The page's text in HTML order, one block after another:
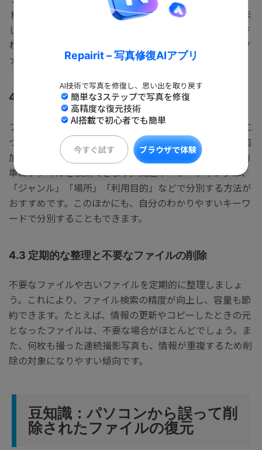
Repairit – 写真修復AIアプリ
AI技術で写真を修復し、思い出を取り戻す
簡単な3ステップで写真を修復
高精度な復元技術
AI搭載で初心者でも簡単
今すぐ試す ブラウザで体験
トをカテゴリ別に整理し、明確なフォルダ構造を作成しま
しょう。これにより、検索したときに見つけやすく表示さ
れます。普段からファイルを保存する機会の多い方は、フ
ァイルの整理やフォルダ管理を意識してみましょう。
4.2 キーワードやタグの活用
ファイルには適切なキーワードやタグを付ける習慣を身に
つけましょう。ファイルに関連するキーワードやタグを追
加することで、Everythingやエクスプローラーを使って簡
単にファイルを検索できます。関連キーワードやタグは、
「ジャンル」「場所」「利用目的」などで分別する方法が
おすすめです。このほかにも、自分のわかりやすいキーワ
ードで分別することもできます。
4.3 定期的な整理と不要なファイルの削除
不要なファイルや古いファイルを定期的に整理しましょ
う。これにより、ファイル検索の精度が向上し、容量も節
約できます。たとえば、情報の更新やコピーしたときの元
となったファイルは、不要な場合がほとんどでしょう。ま
た、何枚も撮った連続撮影写真も、情報が重複するため削
除の対象になりやすい傾向です。
豆知識：パソコンから誤って削
除されたファイルの復元